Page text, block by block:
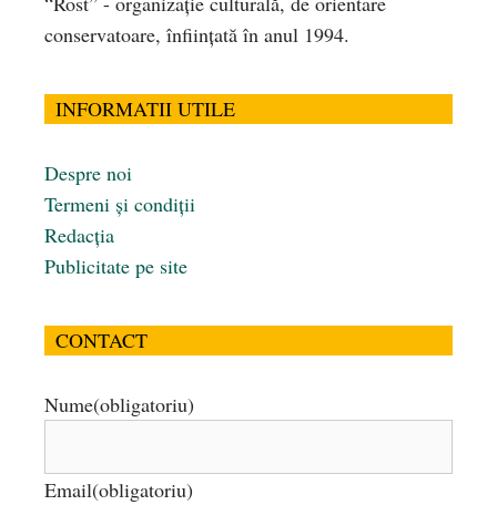
conservatoare, înfiinţată în anul 1994.
INFORMATII UTILE
Despre noi
Termeni și condiții
Redacția
Publicitate pe site
CONTACT
Nume(obligatoriu)
Email(obligatoriu)